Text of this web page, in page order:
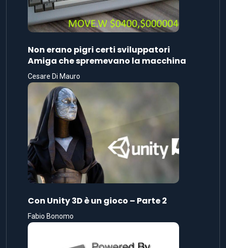
Non erano pigri certi sviluppatori
Amiga che spremevano la macchina
Cesare Di Mauro
Con Unity 3D è un gioco – Parte 2
Fabio Bonomo